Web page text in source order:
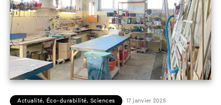
Actualité, Éco-durabilité, Sciences 17 janvier 2025